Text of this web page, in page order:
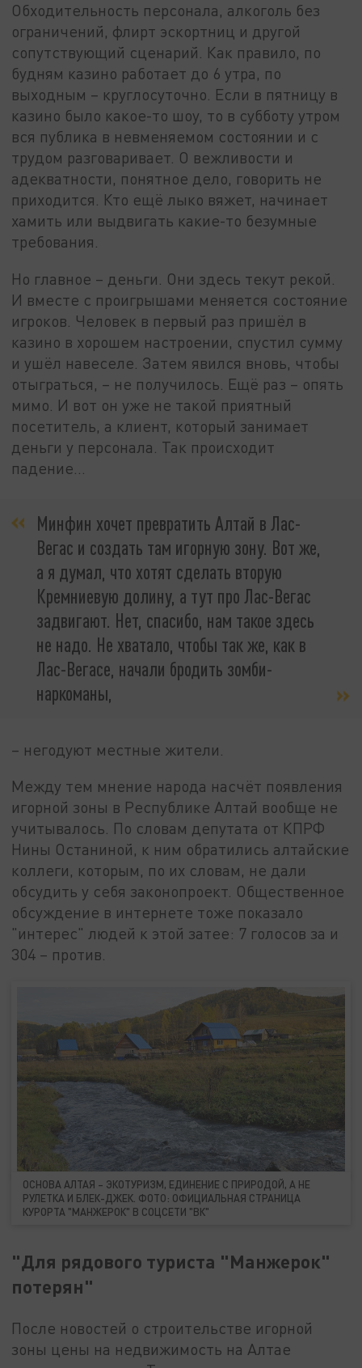
Обходительность персонала, алкоголь без
ограничений, флирт эскортниц и другой
сопутствующий сценарий. Как правило, по
будням казино работает до 6 утра, по
выходным – круглосуточно. Если в пятницу в
казино было какое-то шоу, то в субботу утром
вся публика в невменяемом состоянии и с
трудом разговаривает. О вежливости и
адекватности, понятное дело, говорить не
приходится. Кто ещё лыко вяжет, начинает
хамить или выдвигать какие-то безумные
требования.
Но главное – деньги. Они здесь текут рекой.
И вместе с проигрышами меняется состояние
игроков. Человек в первый раз пришёл в
казино в хорошем настроении, спустил сумму
и ушёл навеселе. Затем явился вновь, чтобы
отыграться, – не получилось. Ещё раз – опять
мимо. И вот он уже не такой приятный
посетитель, а клиент, который занимает
деньги у персонала. Так происходит
падение…
Минфин хочет превратить Алтай в Лас-
Вегас и создать там игорную зону. Вот же,
а я думал, что хотят сделать вторую
Кремниевую долину, а тут про Лас-Вегас
задвигают. Нет, спасибо, нам такое здесь
не надо. Не хватало, чтобы так же, как в
Лас-Вегасе, начали бродить зомби-
наркоманы,
– негодуют местные жители.
Между тем мнение народа насчёт появления
игорной зоны в Республике Алтай вообще не
учитывалось. По словам депутата от КПРФ
Нины Останиной, к ним обратились алтайские
коллеги, которым, по их словам, не дали
обсудить у себя законопроект. Общественное
обсуждение в интернете тоже показало
"интерес" людей к этой затее: 7 голосов за и
304 – против.
ОСНОВА АЛТАЯ – ЭКОТУРИЗМ, ЕДИНЕНИЕ С ПРИРОДОЙ, А НЕ
РУЛЕТКА И БЛЕК-ДЖЕК. ФОТО: ОФИЦИАЛЬНАЯ СТРАНИЦА
КУРОРТА "МАНЖЕРОК" В СОЦСЕТИ "ВК"
"Для рядового туриста "Манжерок"
потерян"
После новостей о строительстве игорной
зоны цены на недвижимость на Алтае